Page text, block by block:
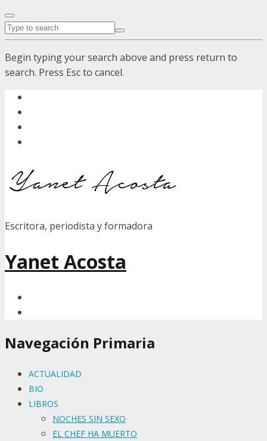
Begin typing your search above and press return to
search. Press Esc to cancel.
Escritora, periodista y formadora
Yanet Acosta
Navegación Primaria
ACTUALIDAD
BIO
LIBROS
NOCHES SIN SEXO
EL CHEF HA MUERTO